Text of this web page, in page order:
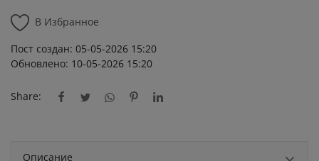
В Избранное
Пост создан: 05-05-2026 15:20
Обновлено: 10-05-2026 15:20
Share:
Описание